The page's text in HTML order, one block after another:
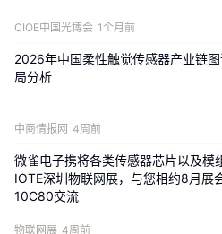
图1.
基于DFT计算的优化结构：（A）
体）、（C）TZ（模板）；优化后的（D
分布图。
CIOE中国光博会 1个月前
2026年中国柔性触觉传感器产业链
局分析
中商情报网 4周前
微雀电子携将各类传感器芯片以及模
IOTE深圳物联网展，与您相约8月展
10C80交流
物联网展 4周前